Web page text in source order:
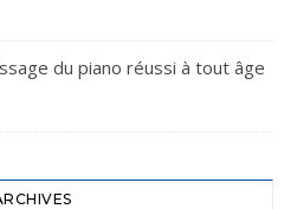
du piano réussi à tout âge